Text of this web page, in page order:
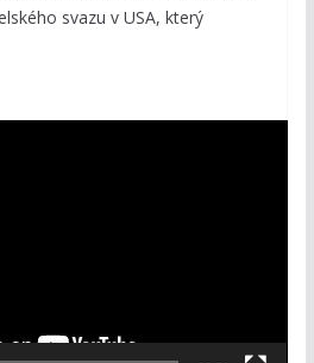
svazu v USA, který